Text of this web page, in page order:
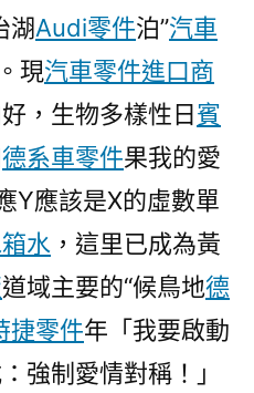
湖Audi零件泊”汽車
現汽車零件進口商
，生物多樣性日賓
德系車零件果我的愛
Y應該是X的虛數單
水 ，這里已成為黃
道域主要的“候鳥地德
捷零件年「我要啟動
強制愛情對稱！」